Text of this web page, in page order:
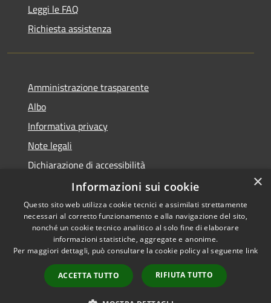
Leggi le FAQ
Richiesta assistenza
Amministrazione trasparente
Albo
Informativa privacy
Note legali
Dichiarazione di accessibilità
Piano di miglioramento
RSS
Accessibilità
Copyright © 2026 • Comune di
Castel Goffredo • Powered by
Municipium•
Accesso
redazione
×
Informazioni sui cookie
Questo sito web utilizza cookie tecnici e assimilati strettamente
necessari al corretto funzionamento e alla navigazione del sito,
nonché un cookie tecnico analitico al solo fine di elaborare
informazioni statistiche, aggregate e anonime.
Per maggiori dettagli, può consultare la cookie policy al seguente link
ACCETTA TUTTO RIFIUTA TUTTO